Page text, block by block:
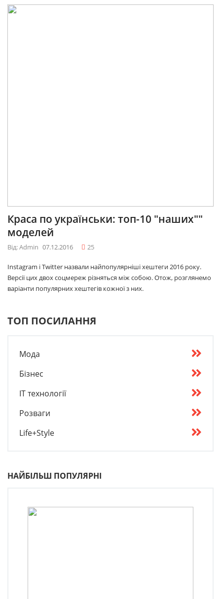
Краса по українськи: топ-10 "наших""
моделей
Від: Admin 07.12.2016 25
Instagram і Twitter назвали найпопулярніші хештеги 2016 року.
Версії цих двох соцмереж різняться між собою. Отож, розглянемо
варіанти популярних хештегів кожної з них.
ТОП ПОСИЛАННЯ
Мода
Бізнес
IT технології
Розваги
Life+Style
НАЙБІЛЬШ ПОПУЛЯРНІ